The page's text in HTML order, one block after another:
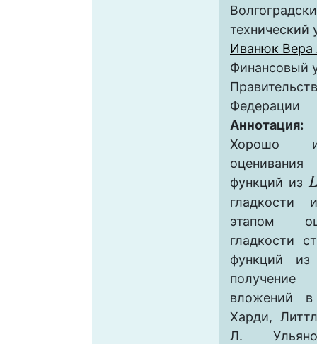
технический
Иванюк Вера
Финансовый
Федерации
Аннотация:
Хорошо
функций из L
этапом
гладкости
функций
вложений в
Харди,
Л.